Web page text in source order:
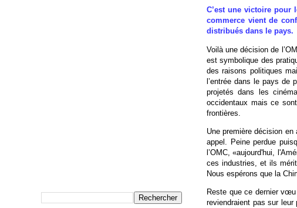
C’est une victoire pour
commerce vient de
distribués dans le pays.
Voilà une décision de
est symbolique des
des raisons politiques
l’entrée dans le pays de
projetés dans les
occidentaux mais ce
frontières.
Une première décision
appel. Peine perdue
l’OMC, «aujourd'hui,
ces industries, et ils
Nous espérons que la
Reste que ce dernier
reviendraient pas sur